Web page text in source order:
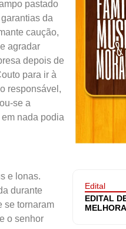
pastado
da
caução,
agradar
depois de
para ir à
responsável,
se a
nada podia
e lonas.
durante
se tornaram
o senhor
Edital
EDITAL